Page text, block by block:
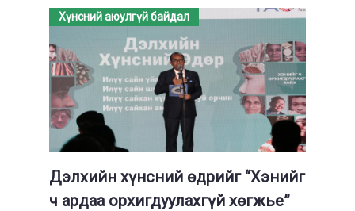
Хүнсний аюулгүй байдал
Дэлхийн хүнсний өдрийг “Хэнийг
ч ардаа орхигдуулахгүй хөгжье”